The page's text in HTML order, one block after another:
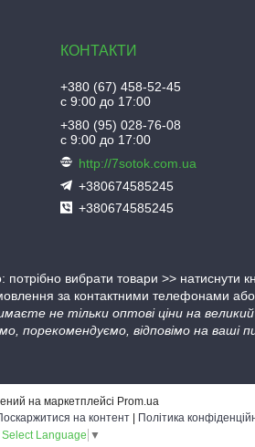
+380 (67) 458-52-45
с 9:00 до 17:00
+380 (95) 028-76-08
с 9:00 до 17:00
http://7sotok.com.ua
+380674585245
+380674585245
вибрати товари >> натиснути
за контактними телефонами або
не тільки оптові ціни на
порекомендуємо, відповімо на ваші
на маркетплейсі Prom.ua
на контент
Політика
Select Language ▼